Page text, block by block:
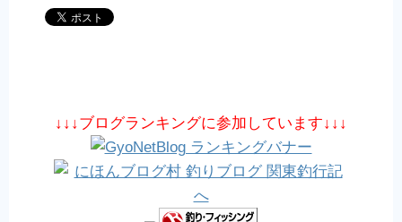
↓↓↓ブログランキングに参加しています↓↓↓